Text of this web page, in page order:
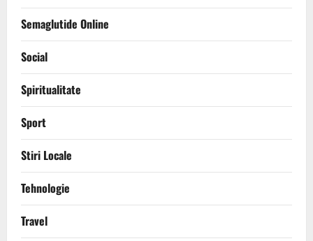
Semaglutide Online
Social
Spiritualitate
Sport
Stiri Locale
Tehnologie
Travel